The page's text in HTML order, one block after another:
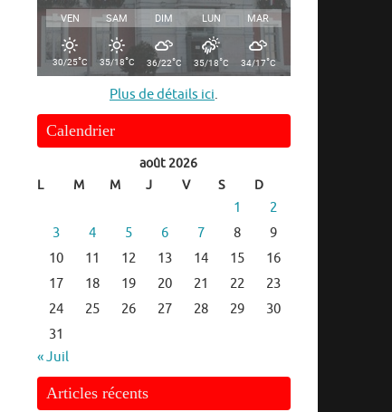
VEN SAM DIM LUN MAR
30/25°C 35/18°C 36/22°C 35/18°C 34/17°C
Plus de détails ici.
Calendrier
août 2026
L
M M J V S D
1
2
3
4 5 6 7 8
9
10
11 12 13 14 15
16
17
18 19 20 21 22
23
24
25 26 27 28 29
30
31
« Juil
Articles récents